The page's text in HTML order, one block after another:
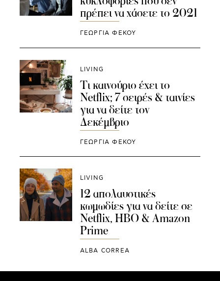
πρέπει να χάσετε το 2021
ΓΕΩΡΓΙΑ ΦΕΚΟΥ
LIVING
Τι καινούριο έχει το
Netflix; 7 σειρές & ταινίες
για να δείτε τον
Δεκέμβριο
ΓΕΩΡΓΙΑ ΦΕΚΟΥ
LIVING
12 απολαυστικές
κωμωδίες για να δείτε σε
Netflix, HBO & Amazon
Prime
ALBA CORREA